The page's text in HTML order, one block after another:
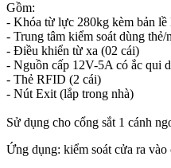
Gồm:
- Khóa từ lực 280kg kèm bản lề
- Trung tâm kiểm soát dùng thẻ/
- Điều khiển từ xa (02 cái)
- Nguồn cấp 12V-5A có ắc qui
- Thẻ RFID (2 cái)
- Nút Exit (lắp trong nhà)
Sử dụng cho cổng sắt 1 cánh
Ứng dụng: kiểm soát cửa ra